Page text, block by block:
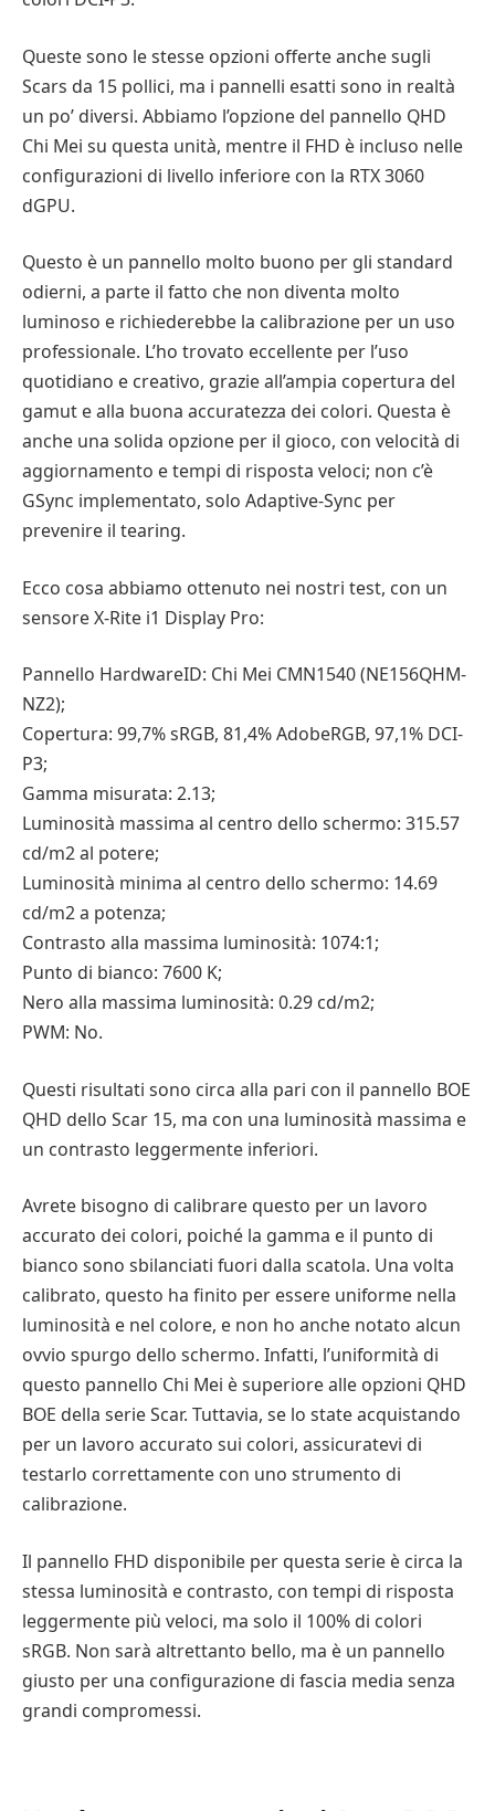
Queste sono le stesse opzioni offerte anche sugli
Scars da 15 pollici, ma i pannelli esatti sono in realtà
un po’ diversi. Abbiamo l’opzione del pannello QHD
Chi Mei su questa unità, mentre il FHD è incluso nelle
configurazioni di livello inferiore con la RTX 3060
dGPU.
Questo è un pannello molto buono per gli standard
odierni, a parte il fatto che non diventa molto
luminoso e richiederebbe la calibrazione per un uso
professionale. L’ho trovato eccellente per l’uso
quotidiano e creativo, grazie all’ampia copertura del
gamut e alla buona accuratezza dei colori. Questa è
anche una solida opzione per il gioco, con velocità di
aggiornamento e tempi di risposta veloci; non c’è
GSync implementato, solo Adaptive-Sync per
prevenire il tearing.
Ecco cosa abbiamo ottenuto nei nostri test, con un
sensore X-Rite i1 Display Pro:
Pannello HardwareID: Chi Mei CMN1540 (NE156QHM-
NZ2);
Copertura: 99,7% sRGB, 81,4% AdobeRGB, 97,1% DCI-
P3;
Gamma misurata: 2.13;
Luminosità massima al centro dello schermo: 315.57
cd/m2 al potere;
Luminosità minima al centro dello schermo: 14.69
cd/m2 a potenza;
Contrasto alla massima luminosità: 1074:1;
Punto di bianco: 7600 K;
Nero alla massima luminosità: 0.29 cd/m2;
PWM: No.
Questi risultati sono circa alla pari con il pannello BOE
QHD dello Scar 15, ma con una luminosità massima e
un contrasto leggermente inferiori.
Avrete bisogno di calibrare questo per un lavoro
accurato dei colori, poiché la gamma e il punto di
bianco sono sbilanciati fuori dalla scatola. Una volta
calibrato, questo ha finito per essere uniforme nella
luminosità e nel colore, e non ho anche notato alcun
ovvio spurgo dello schermo. Infatti, l’uniformità di
questo pannello Chi Mei è superiore alle opzioni QHD
BOE della serie Scar. Tuttavia, se lo state acquistando
per un lavoro accurato sui colori, assicuratevi di
testarlo correttamente con uno strumento di
calibrazione.
Il pannello FHD disponibile per questa serie è circa la
stessa luminosità e contrasto, con tempi di risposta
leggermente più veloci, ma solo il 100% di colori
sRGB. Non sarà altrettanto bello, ma è un pannello
giusto per una configurazione di fascia media senza
grandi compromessi.